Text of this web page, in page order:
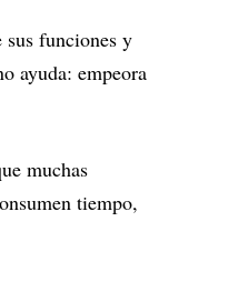
sus funciones y
ayuda: empeora
muchas
tiempo,